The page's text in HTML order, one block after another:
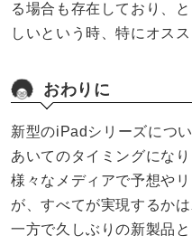
る場合も存在しており、
しいという時、特にオスス
おわりに
新型のiPadシリーズにつ
あいてのタイミングになり
様々なメディアで予想や
が、すべてが実現するかは
一方で久しぶりの新製品